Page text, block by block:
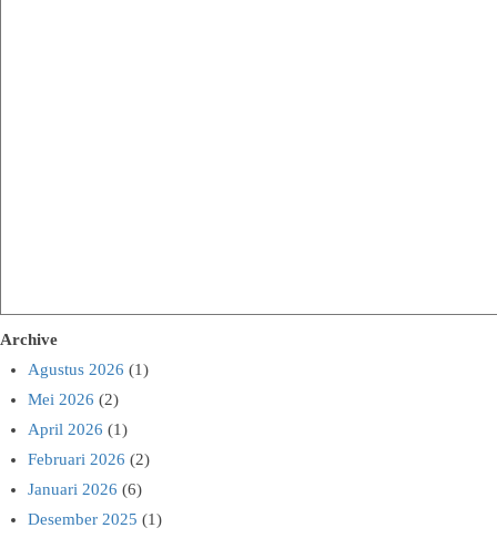
Archive
Agustus 2026 (1)
Mei 2026 (2)
April 2026 (1)
Februari 2026 (2)
Januari 2026 (6)
Desember 2025 (1)